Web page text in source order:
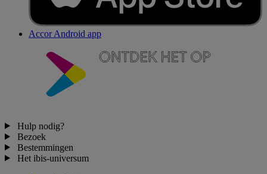
Accor Android app
Hulp nodig?
Bezoek
Bestemmingen
Het ibis-universum